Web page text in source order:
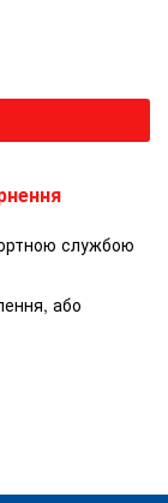
службою
або